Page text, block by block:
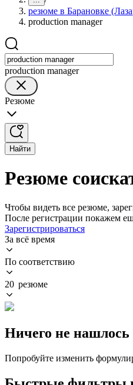
резюме в Барановке
production manager
production manager
Резюме
Найти
Резюме
Чтобы видеть все резюме,
После регистрации покажем
Зарегистрироваться
За всё время
По соответствию
20 резюме
Ничего не нашлось
Попробуйте изменить